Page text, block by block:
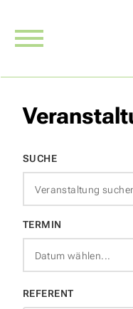
SUCHE
TERMIN
REFERENT